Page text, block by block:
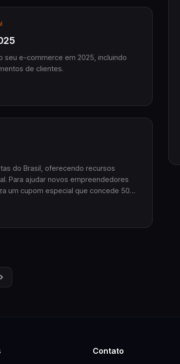
seu e-commerce em 2025, incluindo
de clientes.
do Brasil, oferecendo recursos
Para ajudar novos empreendedores
um cupom especial que concede 50%
Contato